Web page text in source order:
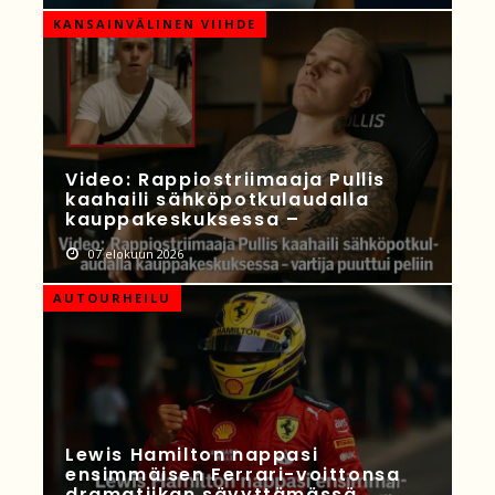
KANSAINVÄLINEN VIIHDE
Video: Rappiostriimaaja Pullis
kaahaili sähköpotkulaudalla
kauppakeskuksessa –
07 elokuun 2026
AUTOURHEILU
Lewis Hamilton nappasi
ensimmäisen Ferrari-voittonsa